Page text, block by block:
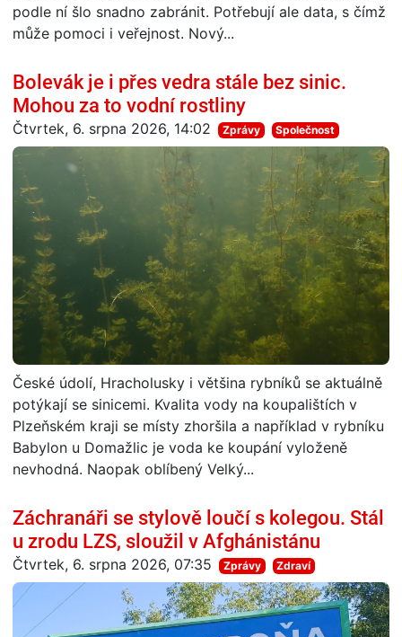
podle ní šlo snadno zabránit. Potřebují ale data, s čímž
může pomoci i veřejnost. Nový...
Bolevák je i přes vedra stále bez sinic.
Mohou za to vodní rostliny
Čtvrtek, 6. srpna 2026, 14:02 Zprávy Společnost
České údolí, Hracholusky i většina rybníků se aktuálně
potýkají se sinicemi. Kvalita vody na koupalištích v
Plzeňském kraji se místy zhoršila a například v rybníku
Babylon u Domažlic je voda ke koupání vyloženě
nevhodná. Naopak oblíbený Velký...
Záchranáři se stylově loučí s kolegou. Stál
u zrodu LZS, sloužil v Afghánistánu
Čtvrtek, 6. srpna 2026, 07:35 Zprávy Zdraví